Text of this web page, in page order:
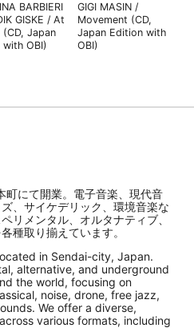
BARBIERI
GISKE / At
(CD, Japan
with OBI)
GIGI MASIN /
Movement (CD,
Japan Edition with
OBI)
町にて開業。電子音楽、現代音
、サイケデリック、環境音楽な
リメンタル、オルタナティブ、
種取り揃えています。
in Sendai-city, Japan.
alternative, and underground
the world, focusing on
noise, drone, free jazz,
We offer a diverse,
various formats, including